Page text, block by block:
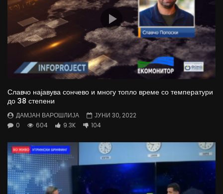
Славчо најавува сончево и многу топло време со температури
до 38 степени
ДАМЈАН ВАРОШЛИЈА
ЈУНИ 30, 2022
0
604 9.3K 104